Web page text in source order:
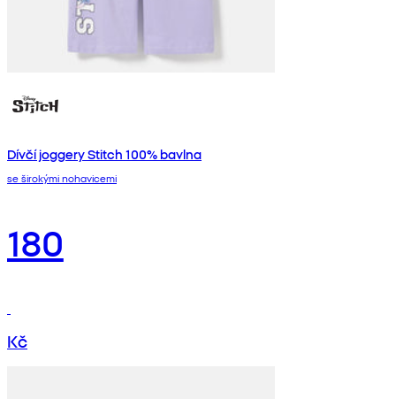
Dívčí joggery Stitch 100% bavlna
se širokými nohavicemi
180
Kč